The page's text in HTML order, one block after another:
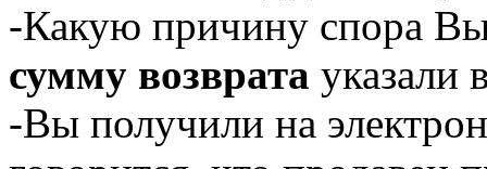
-Какую причину спора
сумму возврата указали
-Вы получили на